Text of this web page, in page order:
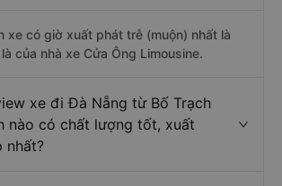
xe có giờ xuất phát trễ (muộn) nhất là
của nhà xe Cửa Ông Limousine.
xe đi Đà Nẵng từ Bố Trạch
nào có chất lượng tốt, xuất
nhất?